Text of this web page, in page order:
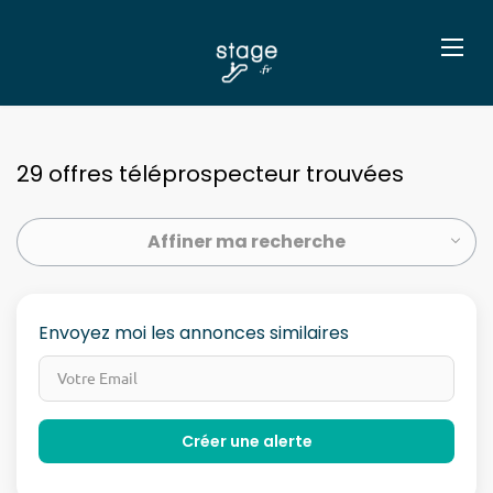
29 offres téléprospecteur trouvées
Affiner ma recherche
Envoyez moi les annonces similaires